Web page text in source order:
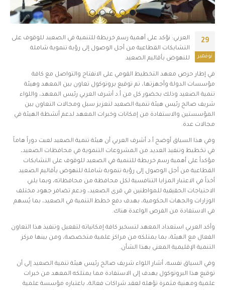
29
نوفمبر
العربي: نؤكد على أهمية رسم خريطة للتنمية في الصعيد للوقوف على
التشابكات القطاعية من أجل الوصول إلى رؤية تنموية شاملة
للنهوض بأقاليم الصعيد
في إطار حرص معهد التخطيط القومي على الانفتاح والتواصل مع كافة
مؤسسات الدولة وأجهزتها، تم توقيع بروتوكول تعاون بين المعهد وهيئة
تنمية الصعيد وذلك بحضور كل من أ.د أشرف العربي رئيس المعهد، واللواء
شريف صالح رئيس هيئة تنمية الصعيد لتعزيز سبل ومجالات التعاون بين
المؤسستين والاستفادة من إمكانات وخبرات المعهد لدعم أنشطة الهيئة في
مجالات عدة.
وفي هذا السياق أوضح أ.د أشرف العربي أن هيئة تنمية الصعيد لعبت دوراً هاماً
في تخطيط وتنفيذ العديد من المشروعات التنموية في محافظات الصعيد،
مؤكداً على أهمية رسم خريطة للتنمية في الصعيد للوقوف على التشابكات
القطاعية من أجل الوصول إلى رؤية تنموية شاملة للنهوض بأقاليم الصعيد
أخذاً في الاعتبار المزايا التنافسية لكل محافظة من محافظاته، وبما يلبي
الاحتياجات الحقيقية للمواطنين في قرى الصعيد، ودعم تضافر جهود مختلف
الوزارات والجهات الحكومية، بهدف دفع خطط التنمية في الصعيد، بما يُسهم
في الاستفادة من الفرص الواعدة هناك.
وأكد العربي استعداد المعهد لتسخير كافة إمكانياته لتفعيل وتنفيذ هذا التعاون
الفعال مع الهيئة، بما يمتلكه من مراكز علمية متخصصة، ومن بينها مركز
التنمية الإقليمية المعنى بهذا الشأن.
وفي السياق نفسه، أشار اللواء شريف صالح رئيس هيئة تنمية الصعيد إلى أن
توقيع هذا البروتوكول يهدف إلى الاستفادة مما يمتلكه المعهد من خبرات
علمية ومهنية مثمرة تؤهله لعقد شراكات فعالة، باعتباره مؤسسة علمية